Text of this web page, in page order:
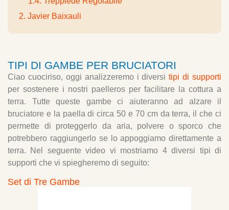
2. Javier Baixauli
TIPI DI GAMBE PER BRUCIATORI
Ciao cuociriso, oggi analizzeremo i diversitipi di supporti
per sostenere i nostri paelleros per facilitare la cottura a
terra. Tutte queste gambe ci aiuteranno ad alzare il
bruciatore e la paella di circa 50 e 70 cm da terra, il che ci
permette di proteggerlo da aria, polvere o sporco che
potrebbero raggiungerlo se lo appoggiamo direttamente a
terra. Nel seguente video vi mostriamo 4 diversi tipi di
supporti che vi spiegheremo di seguito:
Set di Tre Gambe